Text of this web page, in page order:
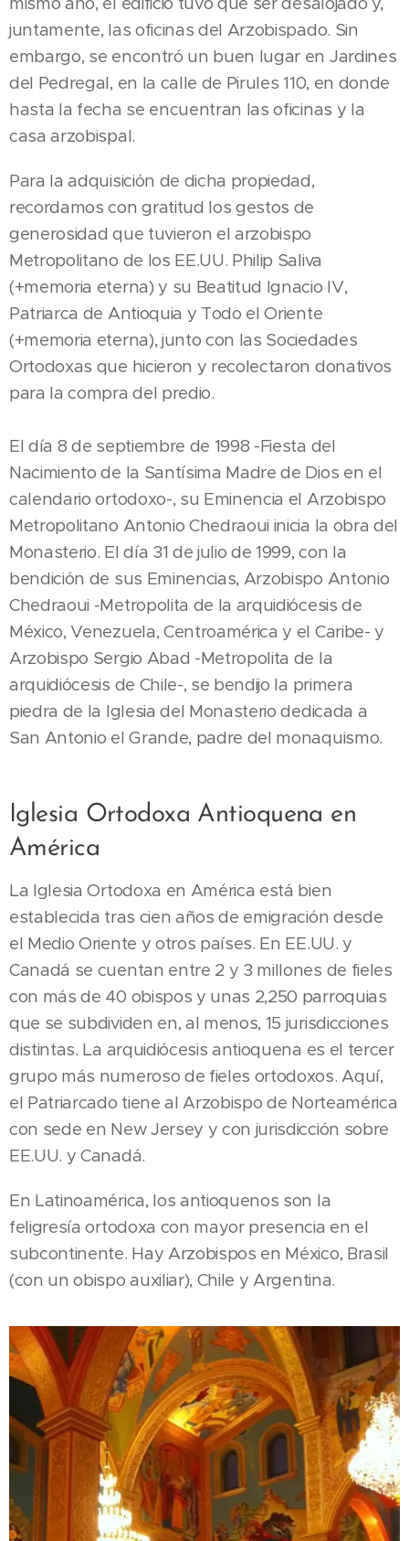
juntamente, las oficinas del Arzobispado. Sin
embargo, se encontró un buen lugar en Jardines
del Pedregal, en la calle de Pirules 110, en donde
hasta la fecha se encuentran las oficinas y la
casa arzobispal.
Para la adquisición de dicha propiedad,
recordamos con gratitud los gestos de
generosidad que tuvieron el arzobispo
Metropolitano de los EE.UU. Philip Saliva
(+memoria eterna) y su Beatitud Ignacio IV,
Patriarca de Antioquia y Todo el Oriente
(+memoria eterna), junto con las Sociedades
Ortodoxas que hicieron y recolectaron donativos
para la compra del predio.
El día 8 de septiembre de 1998 -Fiesta del
Nacimiento de la Santísima Madre de Dios en el
calendario ortodoxo-, su Eminencia el Arzobispo
Metropolitano Antonio Chedraoui inicia la obra del
Monasterio. El día 31 de julio de 1999, con la
bendición de sus Eminencias, Arzobispo Antonio
Chedraoui -Metropolita de la arquidiócesis de
México, Venezuela, Centroamérica y el Caribe- y
Arzobispo Sergio Abad -Metropolita de la
arquidiócesis de Chile-, se bendijo la primera
piedra de la Iglesia del Monasterio dedicada a
San Antonio el Grande, padre del monaquismo.
Iglesia Ortodoxa Antioquena en
América
La Iglesia Ortodoxa en América está bien
establecida tras cien años de emigración desde
el Medio Oriente y otros países. En EE.UU. y
Canadá se cuentan entre 2 y 3 millones de fieles
con más de 40 obispos y unas 2,250 parroquias
que se subdividen en, al menos, 15 jurisdicciones
distintas. La arquidiócesis antioquena es el tercer
grupo más numeroso de fieles ortodoxos. Aquí,
el Patriarcado tiene al Arzobispo de Norteamérica
con sede en New Jersey y con jurisdicción sobre
EE.UU. y Canadá.
En Latinoamérica, los antioquenos son la
feligresía ortodoxa con mayor presencia en el
subcontinente. Hay Arzobispos en México, Brasil
(con un obispo auxiliar), Chile y Argentina.